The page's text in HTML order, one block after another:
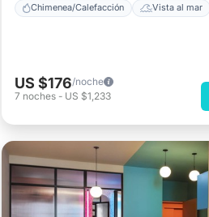
Chimenea/Calefacción Vista al mar
US $176/noche
7 noches - US $1,233